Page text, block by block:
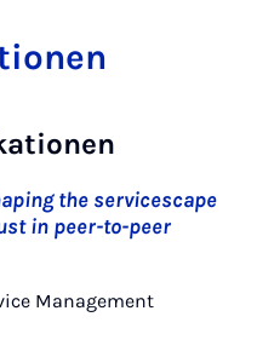
the servicescape
in peer-to-peer
Management